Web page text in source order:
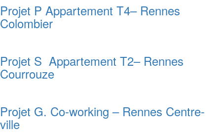
Projet P Appartement T4– Rennes
Colombier
Projet S Appartement T2– Rennes
Courrouze
Projet G. Co-working – Rennes Centre-
ville